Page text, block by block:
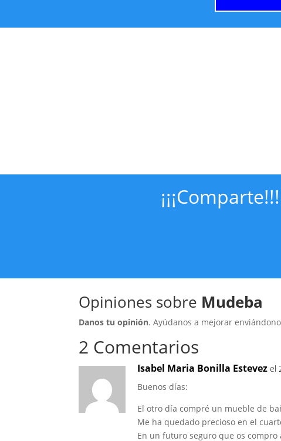
¡¡¡Comparte!!!
Opiniones sobre Mudeba
Danos tu opinión. Ayúdanos a mejorar
2 Comentarios
Isabel Maria Bonilla Estevez el
Buenos días:
El otro día compré un mueble de
Me ha quedado precioso en el
En un futuro seguro que os compro